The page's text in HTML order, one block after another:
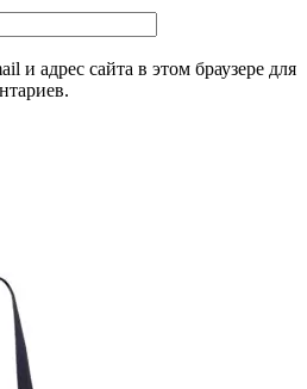
и адрес сайта в этом браузере для